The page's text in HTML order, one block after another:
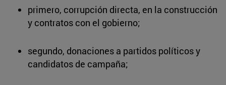
primero, corrupción directa, en la construcción
y contratos con el gobierno;
segundo, donaciones a partidos políticos y
candidatos de campaña;